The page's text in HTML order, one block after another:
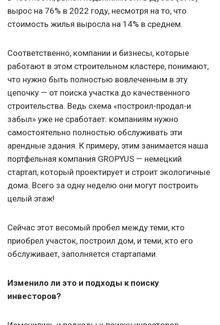
вырос на 76% в 2022 году, несмотря на то, что
стоимость жилья выросла на 14% в среднем.
Соответственно, компании и бизнесы, которые
работают в этом строительном кластере, понимают,
что нужно быть полностью вовлеченным в эту
цепочку — от поиска участка до качественного
строительства. Ведь схема «построил-продал-и
забыл» уже не сработает: компаниям нужно
самостоятельно полностью обслуживать эти
арендные здания. К примеру, этим занимается наша
портфельная компания GROPYUS — немецкий
стартап, который проектирует и строит экологичные
дома. Всего за одну неделю они могут построить
целый этаж!
Сейчас этот весомый пробел между теми, кто
приобрел участок, построил дом, и теми, кто его
обслуживает, заполняется стартапами.
Изменило ли это и подходы к поиску
инвесторов?